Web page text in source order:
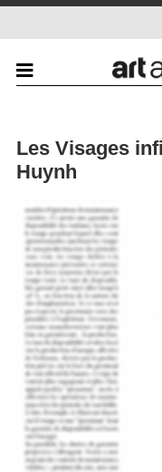
Les Visages
Huynh